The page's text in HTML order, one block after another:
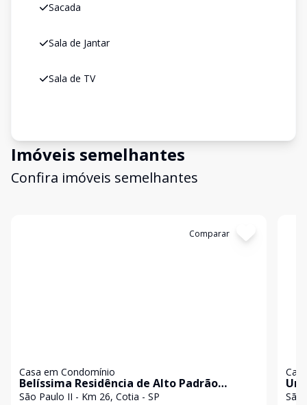
Sacada
Sala de Jantar
Sala de TV
Imóveis semelhantes
Confira imóveis semelhantes
Comparar
Casa em Condomínio
Belíssima Residência de Alto Padrão
localizada no Condomínio São Paulo II -
São Paulo II - Km 26, Cotia - SP